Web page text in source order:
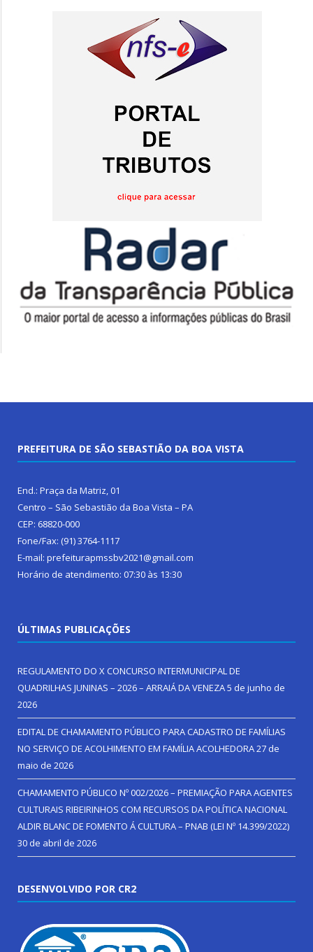
PREFEITURA DE SÃO SEBASTIÃO DA BOA VISTA
End.: Praça da Matriz, 01
Centro – São Sebastião da Boa Vista – PA
CEP: 68820-000
Fone/Fax: (91) 3764-1117
E-mail: prefeiturapmssbv2021@gmail.com
Horário de atendimento: 07:30 às 13:30
ÚLTIMAS PUBLICAÇÕES
REGULAMENTO DO X CONCURSO INTERMUNICIPAL DE
QUADRILHAS JUNINAS – 2026 – ARRAIÁ DA VENEZA5 de junho de
2026
EDITAL DE CHAMAMENTO PÚBLICO PARA CADASTRO DE FAMÍLIAS
NO SERVIÇO DE ACOLHIMENTO EM FAMÍLIA ACOLHEDORA27 de
maio de 2026
CHAMAMENTO PÚBLICO Nº 002/2026 – PREMIAÇÃO PARA AGENTES
CULTURAIS RIBEIRINHOS COM RECURSOS DA POLÍTICA NACIONAL
ALDIR BLANC DE FOMENTO Á CULTURA – PNAB (LEI Nº 14.399/2022)
30 de abril de 2026
DESENVOLVIDO POR CR2